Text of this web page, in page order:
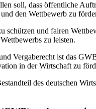
soll, dass öffentliche
den Wettbewerb zu
schützen und fairen
zu leisten.
Vergaberecht ist das
in der Wirtschaft zu
des deutschen